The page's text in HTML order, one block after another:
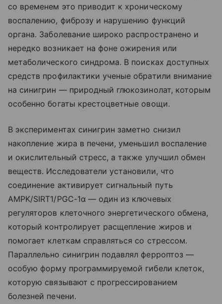
со временем это приводит к хроническому
воспалению, фиброзу и нарушению функций
органа. Заболевание широко распространено и
нередко возникает на фоне ожирения или
метаболического синдрома. В поисках доступных
средств профилактики ученые обратили внимание
на синигрин — природный глюкозинолат, которым
особенно богаты крестоцветные овощи.
В экспериментах синигрин заметно снизил
накопление жира в печени, уменьшил воспаление
и окислительный стресс, а также улучшил обмен
веществ. Исследователи установили, что
соединение активирует сигнальный путь
AMPK/SIRT1/PGC-1α — один из ключевых
регуляторов клеточного энергетического обмена,
который контролирует расщепление жиров и
помогает клеткам справляться со стрессом.
Параллельно синигрин подавлял ферроптоз —
особую форму программируемой гибели клеток,
которую связывают с прогрессированием
болезней печени.